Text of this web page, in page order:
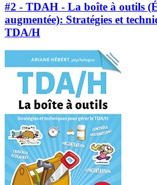
#2 - TDAH - La boîte à outils
augmentée): Stratégies et
TDA/H